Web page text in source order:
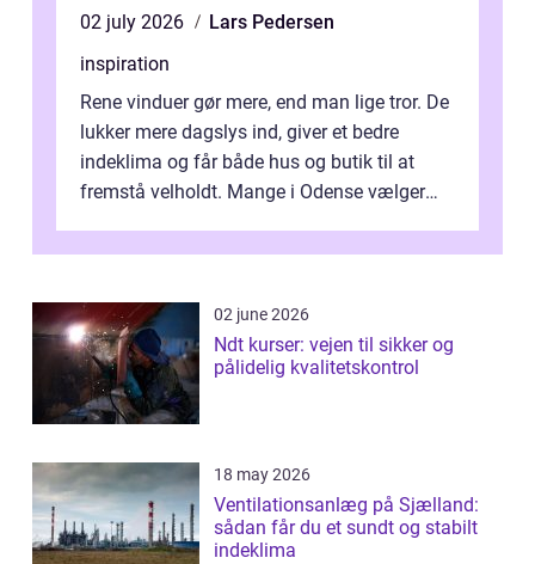
02 july 2026
Lars Pedersen
inspiration
Rene vinduer gør mere, end man lige tror. De
lukker mere dagslys ind, giver et bedre
indeklima og får både hus og butik til at
fremstå velholdt. Mange i Odense vælger
02 june 2026
Ndt kurser: vejen til sikker og
pålidelig kvalitetskontrol
18 may 2026
Ventilationsanlæg på Sjælland:
sådan får du et sundt og stabilt
indeklima